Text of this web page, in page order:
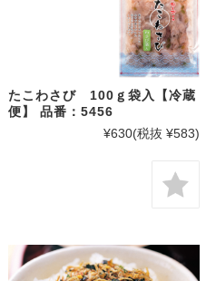
たこわさび 100ｇ袋入【冷蔵
便】 品番：5456
¥630(税抜 ¥583)